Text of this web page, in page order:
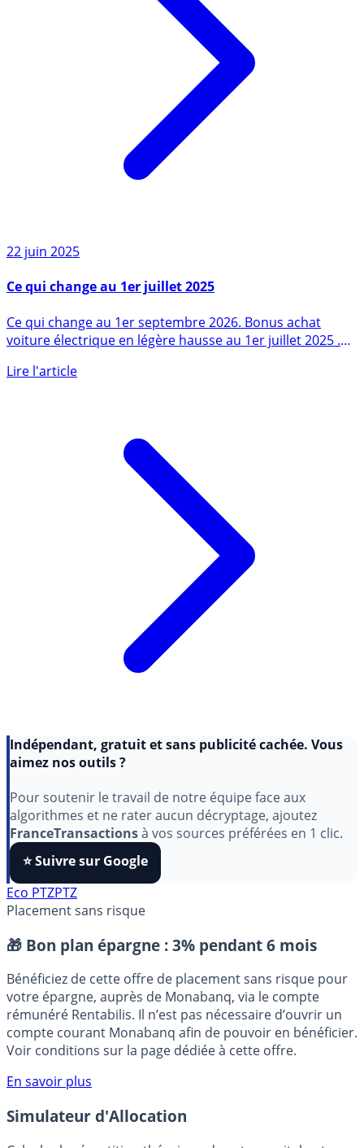
22 juin 2025
Ce qui change au 1er juillet 2025
Ce qui change au 1er septembre 2026. Bonus achat
voiture électrique en légère hausse au 1er juillet 2025 .
aimez nos outils ?
Pour soutenir le travail de notre équipe face aux
algorithmes et ne rater aucun décryptage, ajoutez
FranceTransactionsà vos sources préférées en 1 clic.
⭐️ Suivre sur Google
Placement sans risque
🎁 Bon plan épargne : 3% pendant 6 mois
Bénéficiez de cette offre de placement sans risque pour
votre épargne, auprès de Monabanq, via le compte
rémunéré Rentabilis. Il n’est pas nécessaire d’ouvrir un
Voir conditions sur la page dédiée à cette offre.
En savoir plus